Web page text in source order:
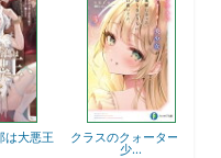
悪王 クラスのクォーター美
少...